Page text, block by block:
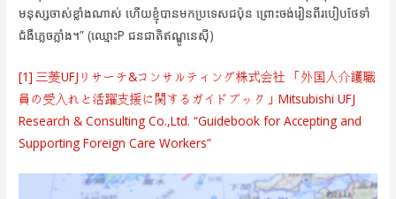
មនុស្សចាស់ខ្លាំងណាស់ ហើយខ្ញុំបានមកប្រទេសជប៉ុន ព្រោះចង់រៀនពីរបៀបថែទាំ
ជំងឺភ្លេចភ្លាំង។” (ឈ្មោះP ជនជាតិឥណ្ឌូនេស៊ី)
[1] 三菱UFJリサーチ&コンサルティング株式会社 「外国人介護職
員の受入れと活躍支援に関するガイドブック」Mitsubishi UFJ
Research & Consulting Co.,Ltd. “Guidebook for Accepting and
Supporting Foreign Care Workers”